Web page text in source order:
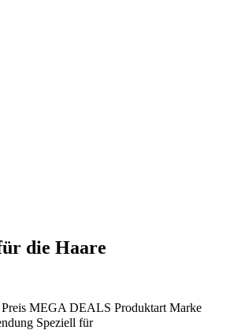
die Haare
Preis MEGA DEALS Produktart Marke
Speziell für